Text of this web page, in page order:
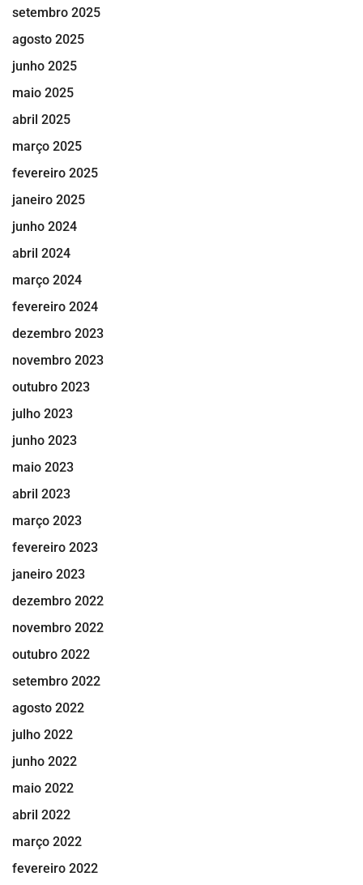
setembro 2025
agosto 2025
junho 2025
maio 2025
abril 2025
março 2025
fevereiro 2025
janeiro 2025
junho 2024
abril 2024
março 2024
fevereiro 2024
dezembro 2023
novembro 2023
outubro 2023
julho 2023
junho 2023
maio 2023
abril 2023
março 2023
fevereiro 2023
janeiro 2023
dezembro 2022
novembro 2022
outubro 2022
setembro 2022
agosto 2022
julho 2022
junho 2022
maio 2022
abril 2022
março 2022
fevereiro 2022